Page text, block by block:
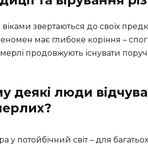
звертаються до своїх
має глибоке коріння –
продовжують існувати
деякі люди
у потойбічний світ – для